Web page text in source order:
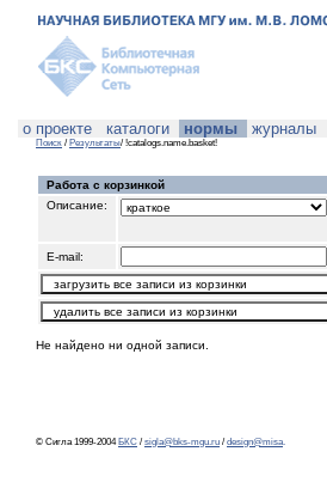
о проекте каталоги нормы журналы
Поиск / Результаты/ !catalogs.name.basket!
Работа с корзинкой
Описание:
E-mail:
Не найдено ни одной записи.
© Сигла 1999-2004 БКС / sigla@bks-mgu.ru / design@misa.